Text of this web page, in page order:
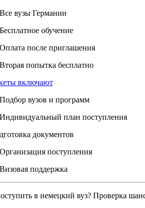
Все вузы Германии
Бесплатное обучение
Оплата после приглашения
Вторая попытка бесплатно
включают
Подбор вузов и программ
Индивидуальный план поступления
документов
Организация поступления
Визовая поддержка
в немецкий вуз? Проверка